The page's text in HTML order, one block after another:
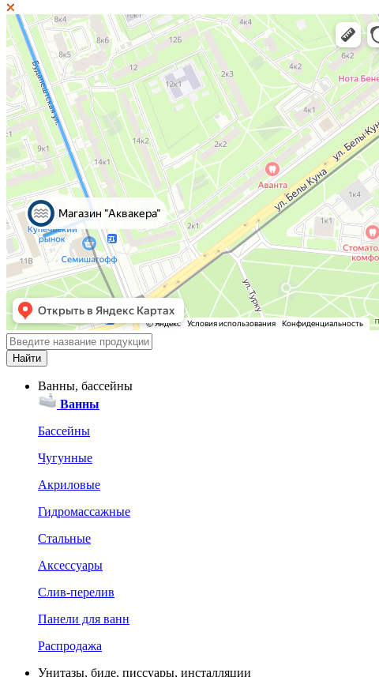
Ванны, бассейны
Ванны
Бассейны
Чугунные
Акриловые
Гидромассажные
Стальные
Аксессуары
Слив-перелив
Панели для ванн
Распродажа
Унитазы, биде, писсуары, инсталляции